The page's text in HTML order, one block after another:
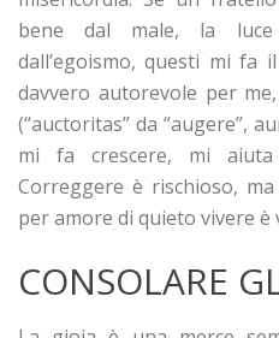
bene dal male, la luce
dall’egoismo, questi mi fa
davvero autorevole per
(“auctoritas” da “augere”,
mi fa crescere, mi
Correggere è rischioso,
per amore di quieto vivere è
CONSOLARE